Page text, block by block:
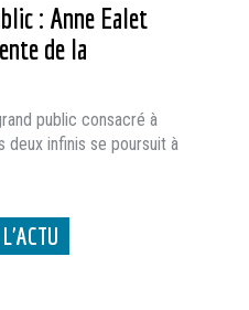
: Anne Ealet
de la
public consacré à
deux infinis se poursuit à